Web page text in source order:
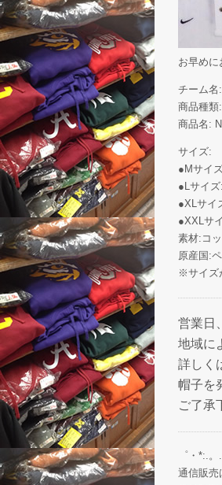
お早めに
チーム名
商品種類
商品名:
サイズ:
●Mサイ
●Lサイ
●XLサイ
●XXLサ
素材:コ
原産国:
※サイズ
営業日
地域に
詳しく
帽子を
ご了承
゜・*:.
通信販売